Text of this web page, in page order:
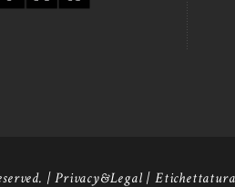
|Privacy&Legal |